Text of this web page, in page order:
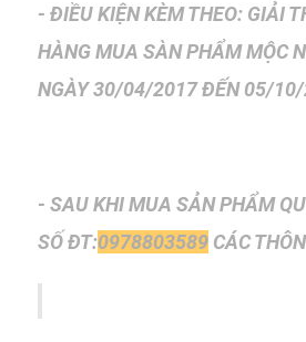
- ĐIỀU KIỆN KÈM THEO: GIẢI
HÀNGMUA SÀN PHẨM MỘC
NGÀY30/04/2017 ĐẾN 05/10/
- SAU KHI MUA SẢN PHẨM
SỐĐT:0978803589 CÁC